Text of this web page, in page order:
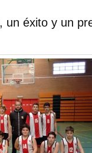
un éxito y un